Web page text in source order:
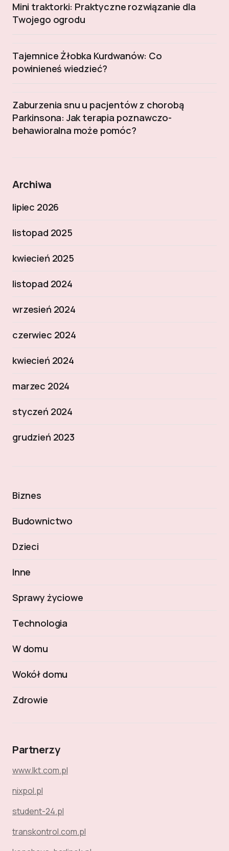
Mini traktorki: Praktyczne rozwiązanie dla
Twojego ogrodu
Tajemnice Żłobka Kurdwanów: Co
powinieneś wiedzieć?
Zaburzenia snu u pacjentów z chorobą
Parkinsona: Jak terapia poznawczo-
behawioralna może pomóc?
Archiwa
lipiec 2026
listopad 2025
kwiecień 2025
listopad 2024
wrzesień 2024
czerwiec 2024
kwiecień 2024
marzec 2024
styczeń 2024
grudzień 2023
Biznes
Budownictwo
Dzieci
Inne
Sprawy życiowe
Technologia
W domu
Wokół domu
Zdrowie
Partnerzy
www.lkt.com.pl
nixpol.pl
student-24.pl
transkontrol.com.pl